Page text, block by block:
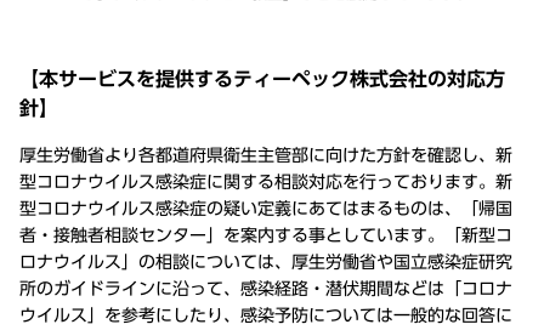
【本サービスを提供するティーペック株式会社の対応方
針】
厚生労働省より各都道府県衛生主管部に向けた方針を確認し、新
型コロナウイルス感染症に関する相談対応を行っております。新
型コロナウイルス感染症の疑い定義にあてはまるものは、「帰国
者・接触者相談センター」を案内する事としています。「新型コ
ロナウイルス」の相談については、厚生労働省や国立感染症研究
所のガイドラインに沿って、感染経路・潜伏期間などは「コロナ
ウイルス」を参考にしたり、感染予防については一般的な回答に